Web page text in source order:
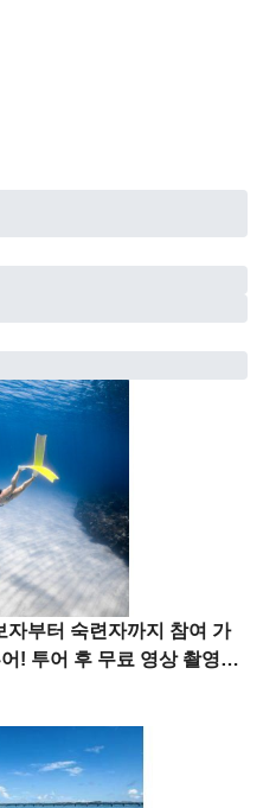
자부터 숙련자까지 참여 가
! 투어 후 무료 영상 촬영